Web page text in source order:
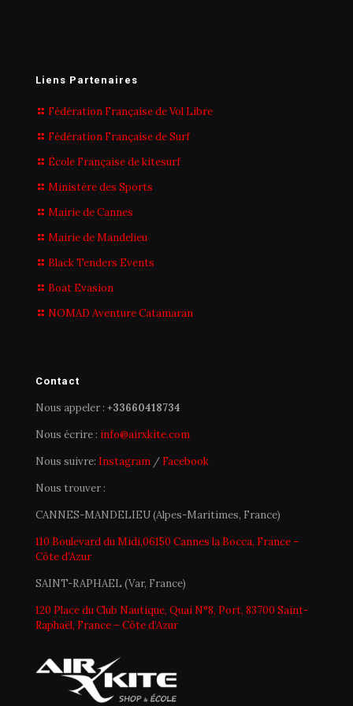
Liens Partenaires
Fédération Française de Vol Libre
Fédération Française de Surf
École Française de kitesurf
Ministère des Sports
Mairie de Cannes
Mairie de Mandelieu
Black Tenders Events
Boat Evasion
NOMAD Aventure Catamaran
Contact
Nous appeler : +33660418734
Nous écrire : info@airxkite.com
Nous suivre: Instagram / Facebook
Nous trouver :
CANNES-MANDELIEU (Alpes-Maritimes, France)
110 Boulevard du Midi,06150 Cannes la Bocca, France –
Côte d’Azur
SAINT-RAPHAEL (Var, France)
120 Place du Club Nautique, Quai N°8, Port, 83700 Saint-
Raphaël, France – Côte d’Azur